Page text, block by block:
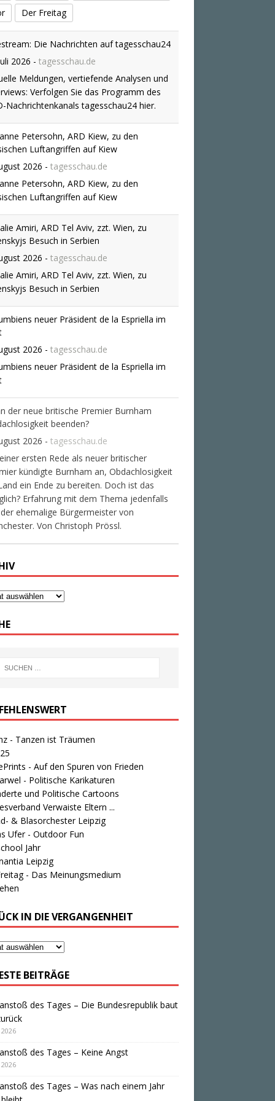
Der Freitag
Die Nachrichten auf tagesschau24
2026 - tagesschau.de
Meldungen, vertiefende Analysen und
Verfolgen Sie das Programm des
Nachrichtenkanals tagesschau24 hier.
Petersohn, ARD Kiew, zu den
Luftangriffen auf Kiew
2026 - tagesschau.de
Petersohn, ARD Kiew, zu den
Luftangriffen auf Kiew
Amiri, ARD Tel Aviv, zzt. Wien, zu
Besuch in Serbien
2026 - tagesschau.de
Amiri, ARD Tel Aviv, zzt. Wien, zu
Besuch in Serbien
neuer Präsident de la Espriella im
2026 - tagesschau.de
neuer Präsident de la Espriella im
der neue britische Premier Burnham
beenden?
2026 - tagesschau.de
ersten Rede als neuer britischer
kündigte Burnham an, Obdachlosigkeit
ein Ende zu bereiten. Doch ist das
Erfahrung mit dem Thema jedenfalls
ehemalige Bürgermeister von
Von Christoph Prössl.
- Tanzen ist Träumen
- Auf den Spuren von Frieden
- Politische Karikaturen
und Politische Cartoons
Verwaiste Eltern ...
& Blasorchester Leipzig
Ufer - Outdoor Fun
Jahr
Leipzig
- Das Meinungsmedium
IN DIE VERGANGENHEIT
BEITRÄGE
des Tages – Die Bundesrepublik baut
des Tages – Keine Angst
des Tages – Was nach einem Jahr